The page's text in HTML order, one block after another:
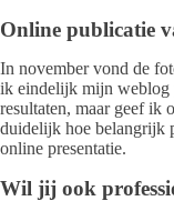
Online publicatie
In november vond de
ik eindelijk mijn weblog
resultaten, maar geef ik
duidelijk hoe belangrijk
online presentatie.
Wil jij ook